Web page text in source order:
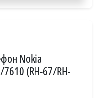
Nokia
(RH-67/RH-